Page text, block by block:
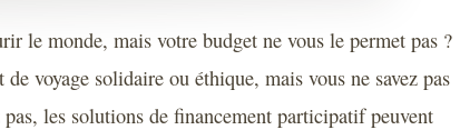
le monde, mais votre budget ne vous le permet pas ?
voyage solidaire ou éthique, mais vous ne savez pas
les solutions de financement participatif peuvent